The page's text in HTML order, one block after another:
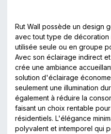
Rut Wall possède un design
avec tout type de
utilisée seule ou en groupe
Avec son éclairage indirect
crée une ambiance
solution d'éclairage
seulement une illumination
également à réduire la
faisant un choix rentable
résidentiels. L'élégance
polyvalent et intemporel qui